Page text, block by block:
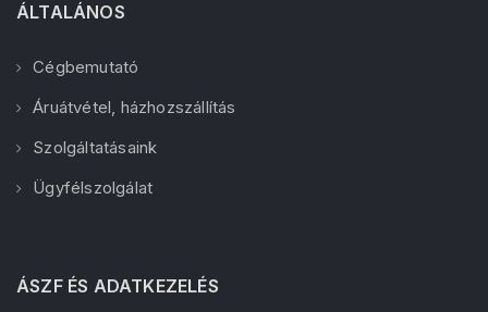
ÁLTALÁNOS
Cégbemutató
Áruátvétel, házhozszállítás
Szolgáltatásaink
Ügyfélszolgálat
ÁSZF ÉS ADATKEZELÉS